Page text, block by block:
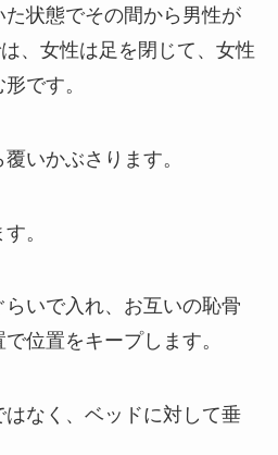
状態でその間から男性が
、女性は足を閉じて、女性
です。
いかぶさります。
。
いで入れ、お互いの恥骨
位置をキープします。
なく、ベッドに対して垂